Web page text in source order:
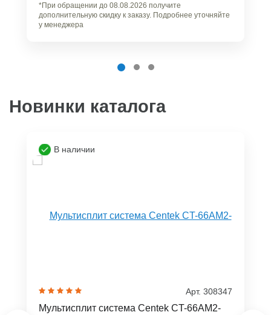
*При обращении до 08.08.2026 получите
дополнительную скидку к заказу. Подробнее уточняйте
у менеджера
Новинки каталога
В наличии
Арт. 308347
Мультисплит система Centek CT-66AM2-